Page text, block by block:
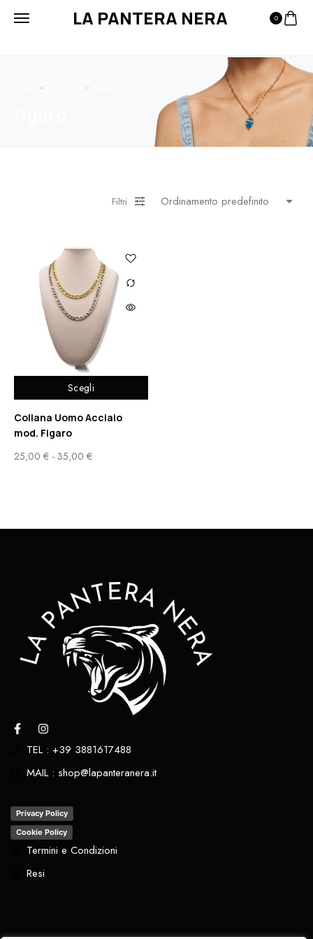
LA PANTERA NERA 0
Filtri
Scegli
Collana Uomo Acciaio
mod. Figaro
25,00 € - 35,00 €
TEL : +39 3881617488
MAIL : shop@lapanteranera.it
Privacy Policy
Cookie Policy
Termini e Condizioni
Resi